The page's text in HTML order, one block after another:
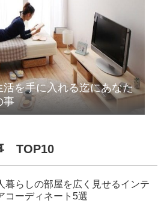
を手に入れる迄にあなた
事
TOP10
暮らしの部屋を広く見せるインテ
コーディネート5選